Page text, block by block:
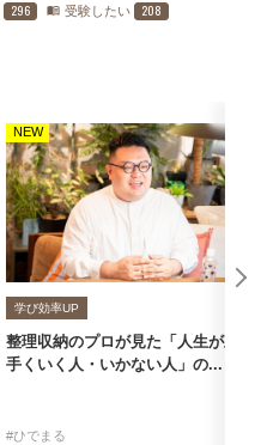
296 menu_book 受験したい 208
NEW
学び効率UP
整理収納のプロが見た「人生が上
手くいく人・いかない人」の...
#ひでまる